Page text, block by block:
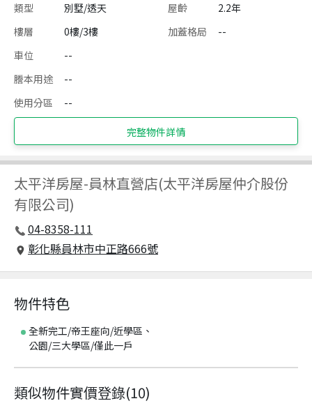
類型 別墅/透天 屋齡
2.2年
樓層
0樓/3樓 加蓋格局
--
車位
--
謄本用途
--
使用分區
--
完整物件詳情
太平洋房屋-員林直營店(太平洋房屋仲介股份
有限公司)
04-8358-111
彰化縣員林市中正路666號
物件特色
全新完工/帝王座向/近學區、
公園/三大學區/僅此一戶
類似物件實價登錄(10)